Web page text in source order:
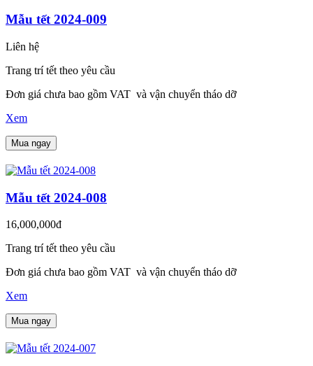
Mẫu tết 2024-009
Liên hệ
Trang trí tết theo yêu cầu
Đơn giá chưa bao gồm VAT và vận chuyển tháo dỡ
Xem
Mua ngay
Mẫu tết 2024-008
16,000,000đ
Trang trí tết theo yêu cầu
Đơn giá chưa bao gồm VAT và vận chuyển tháo dỡ
Xem
Mua ngay